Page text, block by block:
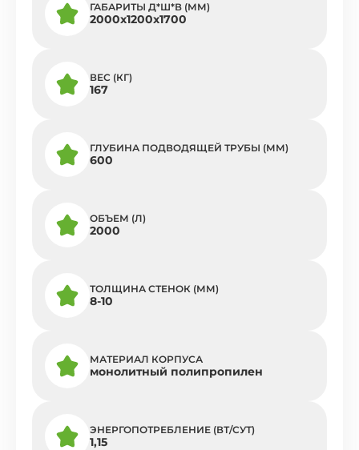
ГАБАРИТЫ Д*Ш*В (ММ)
2000x1200x1700
ВЕС (КГ)
167
ГЛУБИНА ПОДВОДЯЩЕЙ ТРУБЫ (ММ)
600
ОБЪЕМ (Л)
2000
ТОЛЩИНА СТЕНОК (ММ)
8-10
МАТЕРИАЛ КОРПУСА
монолитный полипропилен
ЭНЕРГОПОТРЕБЛЕНИЕ (ВТ/СУТ)
1,15